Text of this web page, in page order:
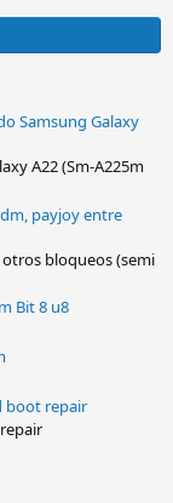
Samsung Galaxy
A22 (Sm-A225m
payjoy entre
bloqueos (semi
Bit 8 u8
boot repair